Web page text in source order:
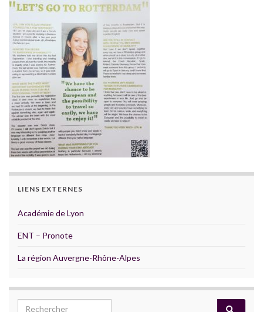
LIENS EXTERNES
Académie de Lyon
ENT – Pronote
La région Auvergne-Rhône-Alpes
Search for: